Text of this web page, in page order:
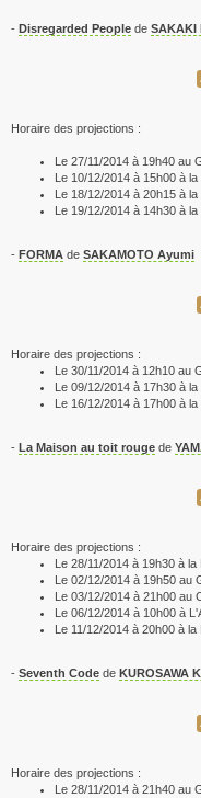
- Disregarded People de SAKAKI
Horaire des projections :
Le 27/11/2014 à 19h40 au
Le 10/12/2014 à 15h00 à
Le 18/12/2014 à 20h15 à
Le 19/12/2014 à 14h30 à
- FORMA de SAKAMOTO Ayumi
Horaire des projections :
Le 30/11/2014 à 12h10 au
Le 09/12/2014 à 17h30 à
Le 16/12/2014 à 17h00 à
- La Maison au toit rouge de
Horaire des projections :
Le 28/11/2014 à 19h30 à
Le 02/12/2014 à 19h50
Le 03/12/2014 à 21h00
Le 06/12/2014 à 10h00 à
Le 11/12/2014 à 20h00 à
- Seventh Code de KUROSAWA
Horaire des projections :
Le 28/11/2014 à 21h40 au